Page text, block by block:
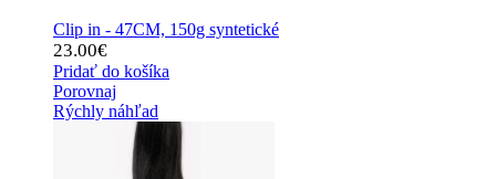
Clip in - 47CM, 150g syntetické
23.00€
Pridať do košíka
Porovnaj
Rýchly náhľad